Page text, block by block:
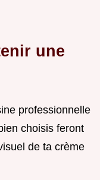
une
professionnelle
choisis feront
de ta crème